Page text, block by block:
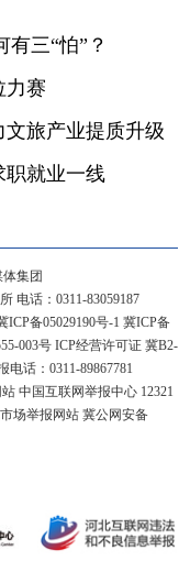
三“怕”？
力赛
旅产业提质升级
职就业一线
集团
电话：0311-83059187
ICP备05029190号-1 冀ICP备
003号 ICP经营许可证 冀B2-
话：0311-89867781
中国互联网举报中心 12321
场举报网站 冀公网安备